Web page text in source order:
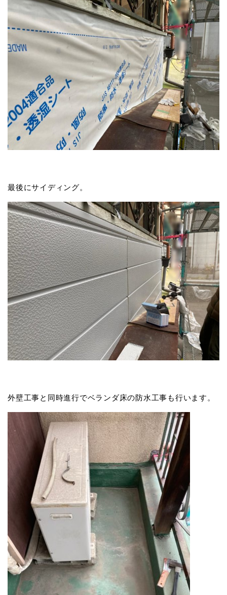
最後にサイディング。
外壁工事と同時進行でベランダ床の防水工事も行います。